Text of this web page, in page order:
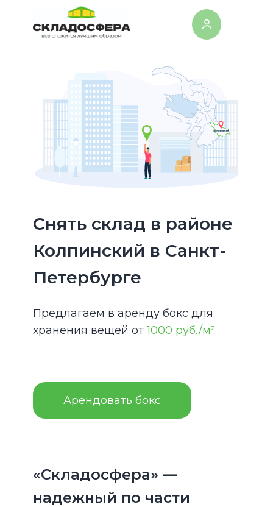
Cнять склад в районе
Колпинский в Санкт-
Петербурге
Предлагаем в аренду бокс для
хранения вещей от1000 руб./м²
Арендовать бокс
«Складосфера» —
надежный по части